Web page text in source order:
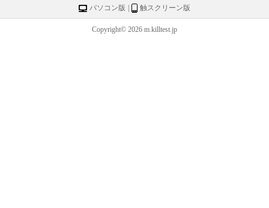
パソコン版 触スクリーン版
Copyright© 2026 m.killtest.jp